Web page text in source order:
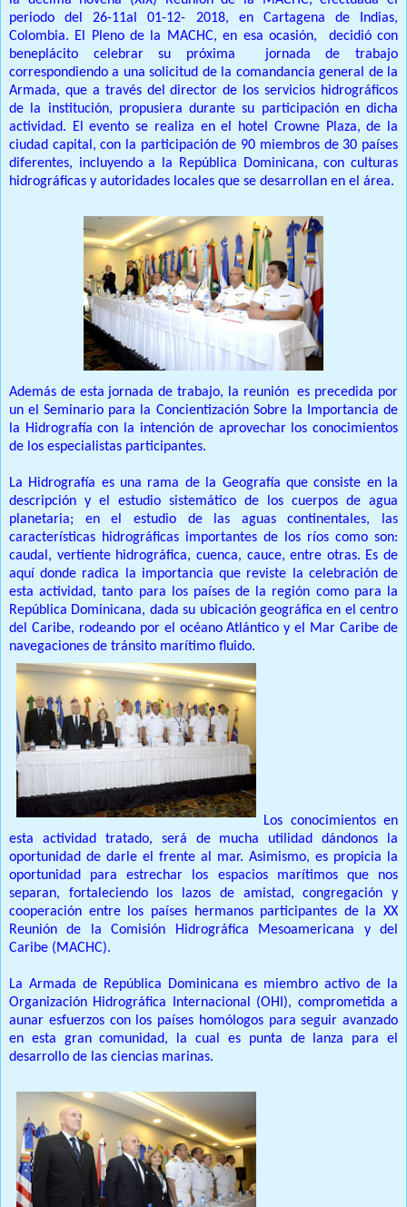
periodo del 26-11al 01-12- 2018, en Cartagena de Indias,
Colombia. El Pleno de la MACHC, en esa ocasión, decidió con
beneplácito celebrar su próxima jornada de trabajo
correspondiendo a una solicitud de la comandancia general de la
Armada, que a través del director de los servicios hidrográficos
de la institución, propusiera durante su participación en dicha
actividad. El evento se realiza en el hotel Crowne Plaza, de la
ciudad capital, con la participación de 90 miembros de 30 países
diferentes, incluyendo a la República Dominicana, con culturas
hidrográficas y autoridades locales que se desarrollan en el área.
Además de esta jornada de trabajo, la reunión es precedida por
un el Seminario para la Concientización Sobre la Importancia de
la Hidrografía con la intención de aprovechar los conocimientos
de los especialistas participantes.
La Hidrografía es una rama de la Geografía que consiste en la
descripción y el estudio sistemático de los cuerpos de agua
planetaria; en el estudio de las aguas continentales, las
características hidrográficas importantes de los ríos como son:
caudal, vertiente hidrográfica, cuenca, cauce, entre otras. Es de
aquí donde radica la importancia que reviste la celebración de
esta actividad, tanto para los países de la región como para la
República Dominicana, dada su ubicación geográfica en el centro
del Caribe, rodeando por el océano Atlántico y el Mar Caribe de
navegaciones de tránsito marítimo fluido.
Los conocimientos en
esta actividad tratado, será de mucha utilidad dándonos la
oportunidad de darle el frente al mar. Asimismo, es propicia la
oportunidad para estrechar los espacios marítimos que nos
separan, fortaleciendo los lazos de amistad, congregación y
cooperación entre los países hermanos participantes de la XX
Reunión de la Comisión Hidrográfica Mesoamericana y del
Caribe (MACHC).
La Armada de República Dominicana es miembro activo de la
Organización Hidrográfica Internacional (OHI), comprometida a
aunar esfuerzos con los países homólogos para seguir avanzado
en esta gran comunidad, la cual es punta de lanza para el
desarrollo de las ciencias marinas.